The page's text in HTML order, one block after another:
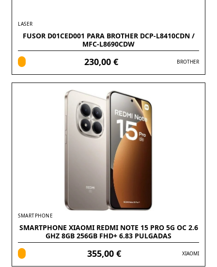
LASER
FUSOR D01CED001 PARA BROTHER DCP-L8410CDN /
MFC-L8690CDW
230,00 € BROTHER
SMARTPHONE
SMARTPHONE XIAOMI REDMI NOTE 15 PRO 5G OC 2.6
GHZ 8GB 256GB FHD+ 6.83 PULGADAS
355,00 € XIAOMI